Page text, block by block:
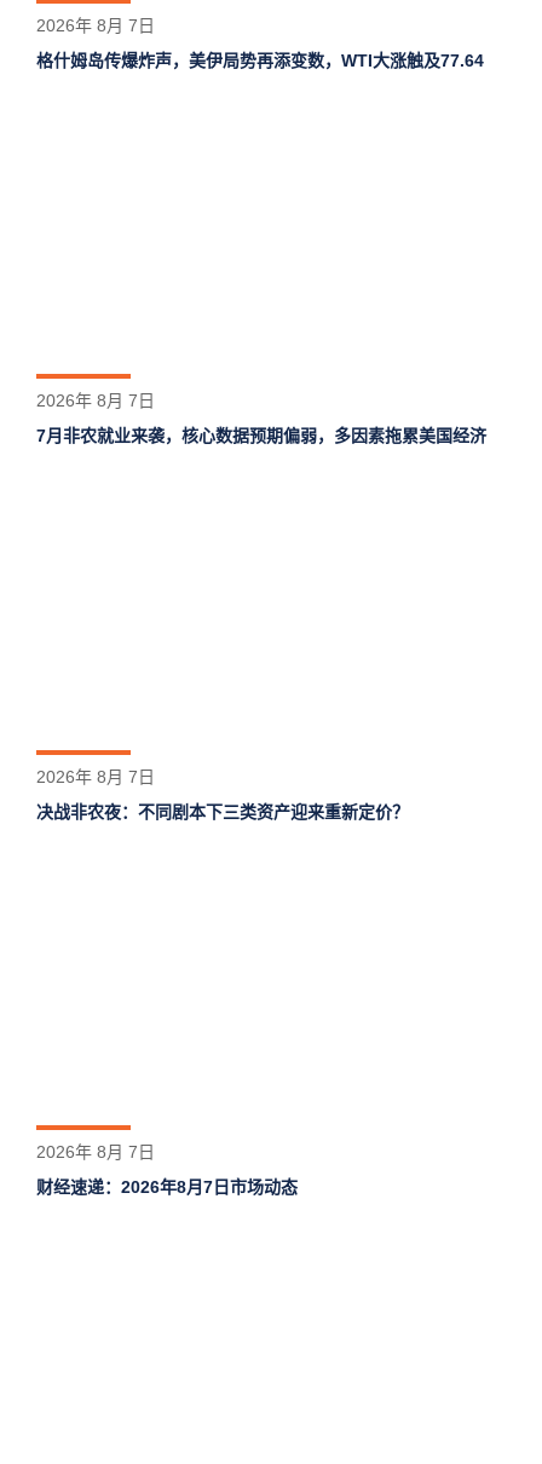
2026年 8月 7日
格什姆岛‌传爆炸声，美伊局势再添变数，WTI大涨触及77.64
2026年 8月 7日
7月非农就业来袭，核心数据预期偏弱，多因素拖累美国经济
2026年 8月 7日
决战非农夜：不同剧本下三类资产迎来重新定价？
2026年 8月 7日
财经速递：2026年8月7日市场动态